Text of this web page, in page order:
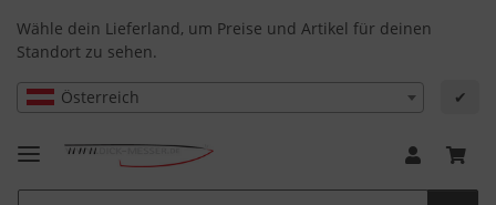
Wähle dein Lieferland, um Preise und Artikel für deinen
Standort zu sehen.
Österreich ✔